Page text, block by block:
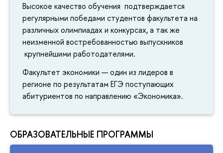
Высокое качество обучения подтверждается
регулярными победами студентов факультета на
различных олимпиадах и конкурсах, а так же
неизменной востребованностью выпускников
крупнейшими работодателями.
Факультет экономики — один из лидеров в
регионе по результатам ЕГЭ поступающих
абитуриентов по направлению «Экономика».
ОБРАЗОВАТЕЛЬНЫЕ ПРОГРАММЫ